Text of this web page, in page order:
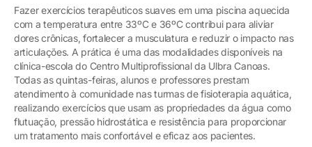
Fazer exercícios terapêuticos suaves em uma piscina aquecida
com a temperatura entre 33ºC e 36ºC contribui para aliviar
dores crônicas, fortalecer a musculatura e reduzir o impacto nas
articulações. A prática é uma das modalidades disponíveis na
clínica-escola do Centro Multiprofissional da Ulbra Canoas.
Todas as quintas-feiras, alunos e professores prestam
atendimento à comunidade nas turmas de fisioterapia aquática,
realizando exercícios que usam as propriedades da água como
flutuação, pressão hidrostática e resistência para proporcionar
um tratamento mais confortável e eficaz aos pacientes.